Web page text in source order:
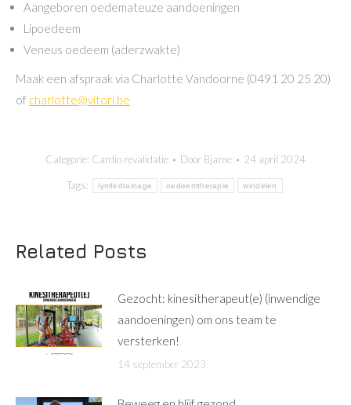
Aangeboren oedemateuze aandoeningen
Lipoedeem
Veneus oedeem (aderzwakte)
Maak een afspraak via Charlotte Vandoorne (0491 20 25 20)
of charlotte@vitori.be
Categorie: Cardio revalidatie Door Bjarne 24 april 2024
Tags: lymfedrainage oedeemtherapie windelen
Related Posts
Gezocht: kinesitherapeut(e) (inwendige
aandoeningen) om ons team te
versterken!
14 september 2023